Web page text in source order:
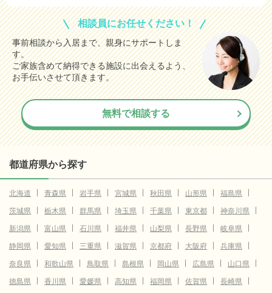
相談員にお任せください！
事前相談から入居まで、親身にサポートしま
す。
ご家族含めて納得できる施設に出会えるよう、
お手伝いさせて頂きます。
無料で相談する
都道府県から探す
北海道 青森県 岩手県 宮城県 秋田県 山形県
福島県
茨城県
栃木県 群馬県 埼玉県 千葉県 東京都
神奈川県
新潟県
富山県 石川県 福井県 山梨県 長野県
岐阜県
静岡県
愛知県 三重県 滋賀県 京都府 大阪府
兵庫県
奈良県
和歌山県 鳥取県 島根県 岡山県 広島県
山口県
徳島県
香川県 愛媛県 高知県 福岡県 佐賀県
長崎県